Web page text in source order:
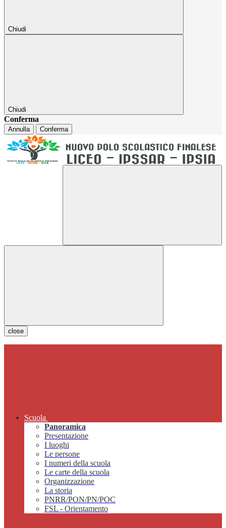
Chiudi
Chiudi
Conferma
Annulla Conferma
close
Scuola
Panoramica
Presentazione
I luoghi
Le persone
I numeri della scuola
Le carte della scuola
Organizzazione
La storia
PNRR/PON/PN/POC
FSL - Orientamento